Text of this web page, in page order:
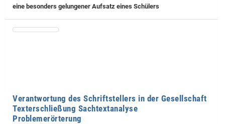
eine besonders gelungener Aufsatz eines Schülers
Verantwortung des Schriftstellers in der Gesellschaft
Texterschließung Sachtextanalyse
Problemerörterung